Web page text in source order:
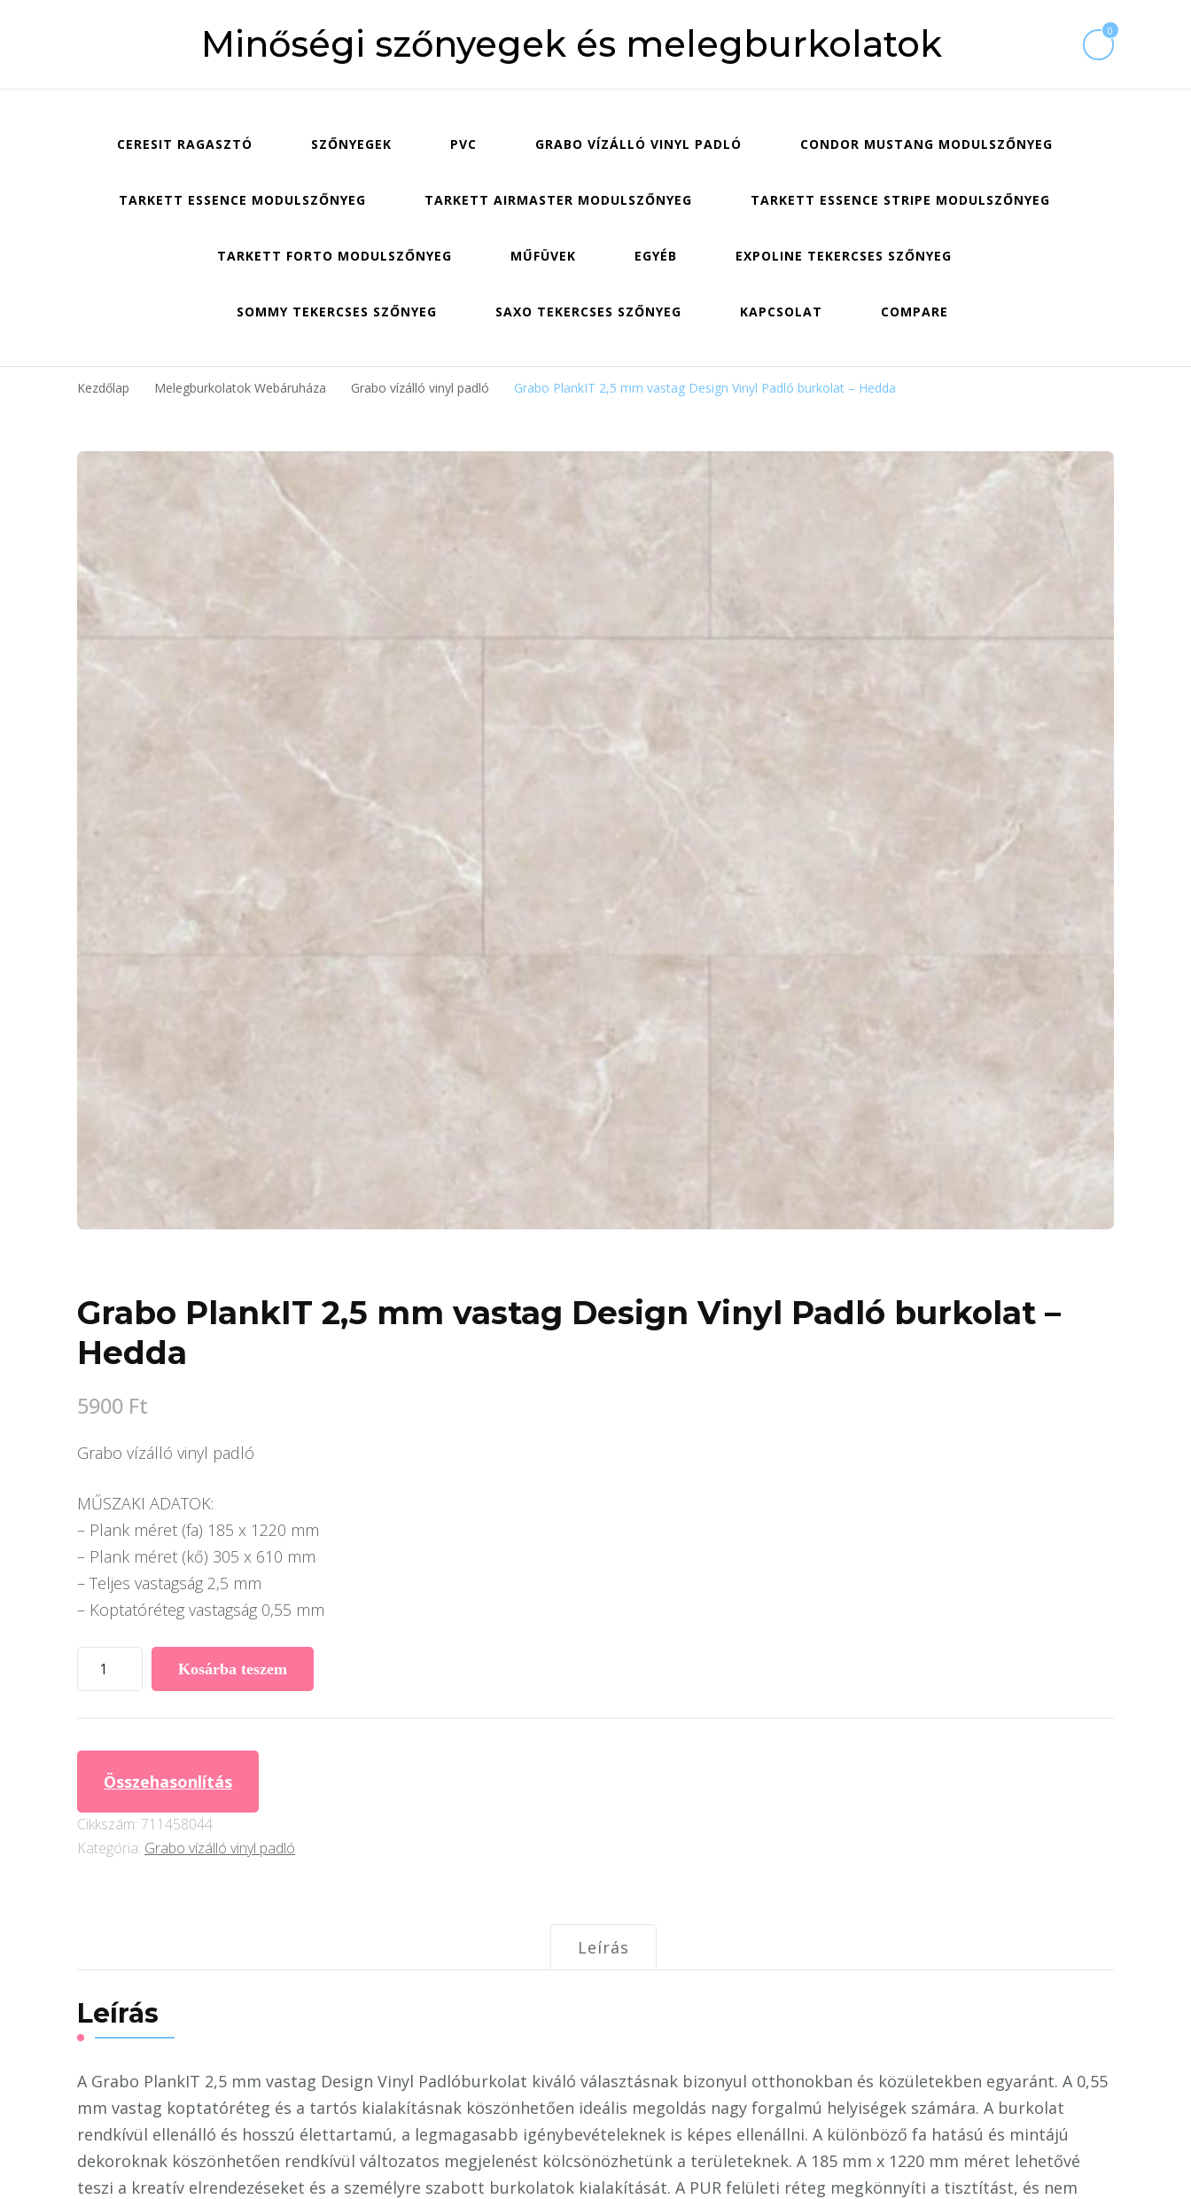
Minőségi szőnyegek és melegburkolatok 0
CERESIT RAGASZTÓ SZŐNYEGEK PVC GRABO VÍZÁLLÓ VINYL PADLÓ CONDOR MUSTANG MODULSZŐNYEG
TARKETT ESSENCE MODULSZŐNYEG TARKETT AIRMASTER MODULSZŐNYEG TARKETT ESSENCE STRIPE MODULSZŐNYEG
TARKETT FORTO MODULSZŐNYEG MŰFÜVEK EGYÉB EXPOLINE TEKERCSES SZŐNYEG
SOMMY TEKERCSES SZŐNYEG SAXO TEKERCSES SZŐNYEG KAPCSOLAT COMPARE
Kezdőlap Melegburkolatok Webáruháza Grabo vízálló vinyl padló Grabo PlankIT 2,5 mm vastag Design Vinyl Padló burkolat – Hedda
Grabo PlankIT 2,5 mm vastag Design Vinyl Padló burkolat –
Hedda
5900 Ft
Grabo vízálló vinyl padló
MŰSZAKI ADATOK:
– Plank méret (fa) 185 x 1220 mm
– Plank méret (kő) 305 x 610 mm
– Teljes vastagság 2,5 mm
– Koptatóréteg vastagság 0,55 mm
Grabo
PlankIT
Design
Vinyl
Padló
Kosárba teszem
Összehasonlítás
Cikkszám: 711458044
Kategória: Grabo vízálló vinyl padló
Leírás
Leírás
A Grabo PlankIT 2,5 mm vastag Design Vinyl Padlóburkolat kiváló választásnak bizonyul otthonokban és közületekben egyaránt. A 0,55
mm vastag koptatóréteg és a tartós kialakításnak köszönhetően ideális megoldás nagy forgalmú helyiségek számára. A burkolat
rendkívül ellenálló és hosszú élettartamú, a legmagasabb igénybevételeknek is képes ellenállni. A különböző fa hatású és mintájú
dekoroknak köszönhetően rendkívül változatos megjelenést kölcsönözhetünk a területeknek. A 185 mm x 1220 mm méret lehetővé
teszi a kreatív elrendezéseket és a személyre szabott burkolatok kialakítását. A PUR felületi réteg megkönnyíti a tisztítást, és nem